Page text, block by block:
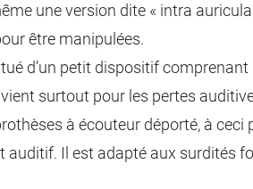
une version dite « intra
être manipulées.
d’un petit dispositif comprenant
surtout pour les pertes
à écouteur déporté, à ceci
Il est adapté aux surdités